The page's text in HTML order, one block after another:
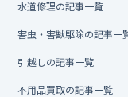
水道修理の記事一覧
害虫・害獣駆除の記事一
引越しの記事一覧
不用品買取の記事一覧